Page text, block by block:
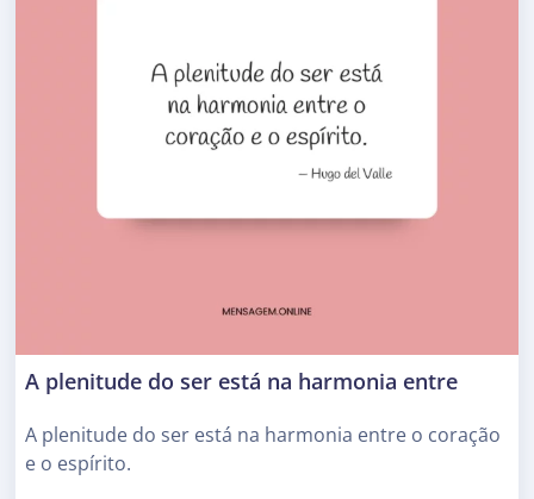
A plenitude do ser está na harmonia entre
A plenitude do ser está na harmonia entre o coração
e o espírito.